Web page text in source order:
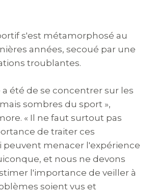
s'est métamorphosé au
années, secoué par une
troublantes.
a été de se concentrer sur les
sombres du sport »,
« Il ne faut surtout pas
de traiter ces
peuvent menacer l'expérience
et nous ne devons
l'importance de veiller à
soient vus et